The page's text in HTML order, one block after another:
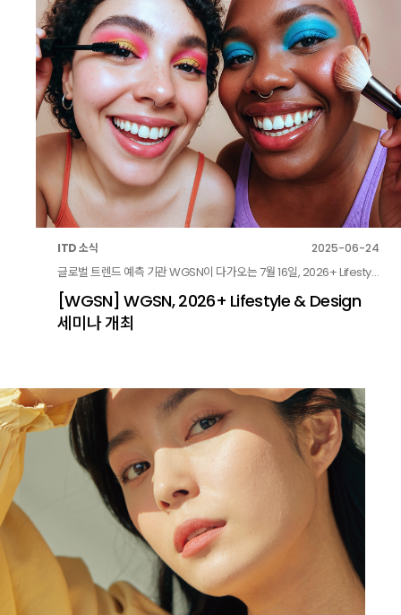
ITD 소식 2025-06-24
글로벌 트렌드 예측 기관 WGSN이 다가오는 7월 16일, 2026+ Lifestyle & Design 세미나를 개최합니다.
[WGSN] WGSN, 2026+ Lifestyle & Design
세미나 개최